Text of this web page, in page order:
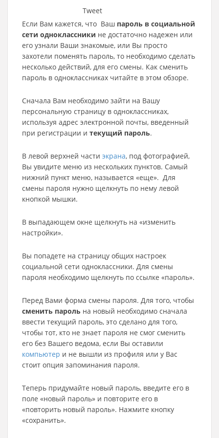
Tweet
Если Вам кажется, что Ваш пароль в социальной
сети одноклассники не достаточно надежен или
его узнали Ваши знакомые, или Вы просто
захотели поменять пароль, то необходимо сделать
несколько действий, для его смены. Как сменить
пароль в одноклассниках читайте в этом обзоре.
Сначала Вам необходимо зайти на Вашу
персональную страницу в одноклассниках,
используя адрес электронной почты, введенный
при регистрации и текущий пароль.
В левой верхней части экрана, под фотографией,
Вы увидите меню из нескольких пунктов. Самый
нижний пункт меню, называется «еще». Для
смены пароля нужно щелкнуть по нему левой
кнопкой мышки.
В выпадающем окне щелкнуть на «изменить
настройки».
Вы попадете на страницу общих настроек
социальной сети одноклассники. Для смены
пароля необходимо щелкнуть по ссылке «пароль».
Перед Вами форма смены пароля. Для того, чтобы
сменить пароль на новый необходимо сначала
ввести текущий пароль, это сделано для того,
чтобы тот, кто не знает пароля не смог сменить
его без Вашего ведома, если Вы оставили
компьютер и не вышли из профиля или у Вас
стоит опция запоминания пароля.
Теперь придумайте новый пароль, введите его в
поле «новый пароль» и повторите его в
«повторить новый пароль». Нажмите кнопку
«сохранить».